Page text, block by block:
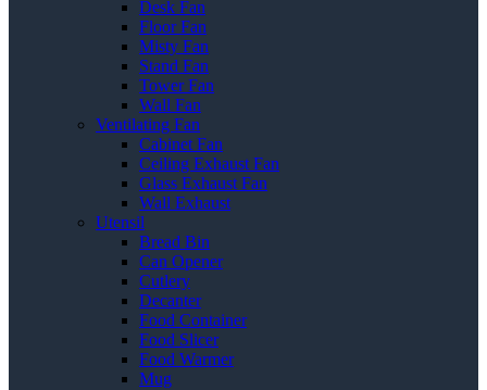
Desk Fan
Floor Fan
Misty Fan
Stand Fan
Tower Fan
Wall Fan
Ventilating Fan
Cabinet Fan
Ceiling Exhaust Fan
Glass Exhaust Fan
Wall Exhaust
Utensil
Bread Bin
Can Opener
Cutlery
Decanter
Food Container
Food Slicer
Food Warmer
Mug